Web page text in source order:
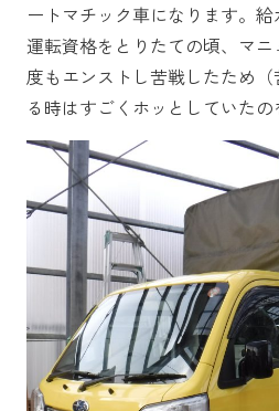
ートマチック車になります。給
運転資格をとりたての頃、マ
度もエンストし苦戦したため
る時はすごくホッとしていたの